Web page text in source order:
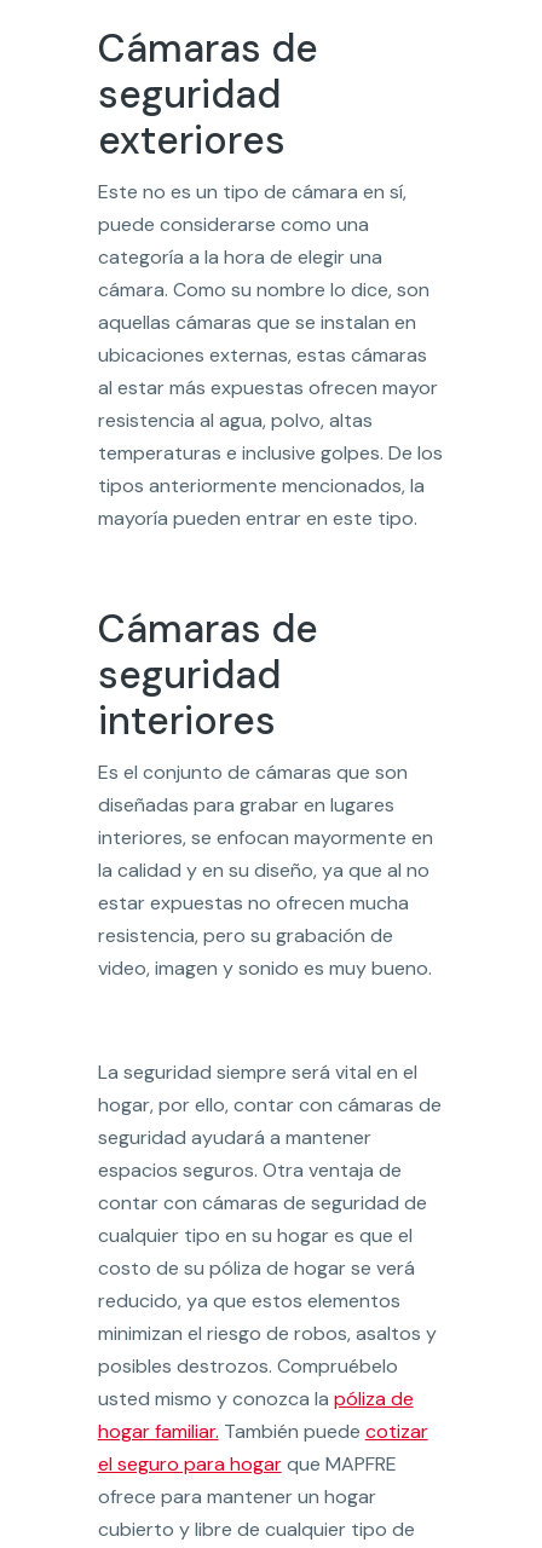
Cámaras de
seguridad
exteriores
Este no es un tipo de cámara en sí,
puede considerarse como una
categoría a la hora de elegir una
cámara. Como su nombre lo dice, son
aquellas cámaras que se instalan en
ubicaciones externas, estas cámaras
al estar más expuestas ofrecen mayor
resistencia al agua, polvo, altas
temperaturas e inclusive golpes. De los
tipos anteriormente mencionados, la
mayoría pueden entrar en este tipo.
Cámaras de
seguridad
interiores
Es el conjunto de cámaras que son
diseñadas para grabar en lugares
interiores, se enfocan mayormente en
la calidad y en su diseño, ya que al no
estar expuestas no ofrecen mucha
resistencia, pero su grabación de
video, imagen y sonido es muy bueno.
La seguridad siempre será vital en el
hogar, por ello, contar con cámaras de
seguridad ayudará a mantener
espacios seguros. Otra ventaja de
contar con cámaras de seguridad de
cualquier tipo en su hogar es que el
costo de su póliza de hogar se verá
reducido, ya que estos elementos
minimizan el riesgo de robos, asaltos y
posibles destrozos. Compruébelo
usted mismo y conozca la póliza de
hogar familiar. También puede cotizar
el seguro para hogarque MAPFRE
ofrece para mantener un hogar
cubierto y libre de cualquier tipo de